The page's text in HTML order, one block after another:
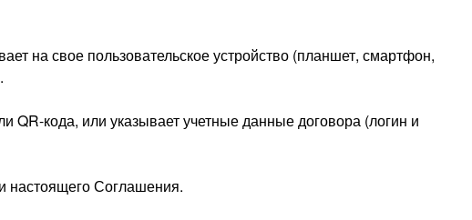
на свое пользовательское устройство (планшет, смартфон,
QR-кода, или указывает учетные данные договора (логин и
настоящего Соглашения.